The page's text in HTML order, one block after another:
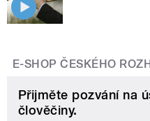
E-SHOP ČESKÉHO
Přijměte pozvání na
člověčiny.